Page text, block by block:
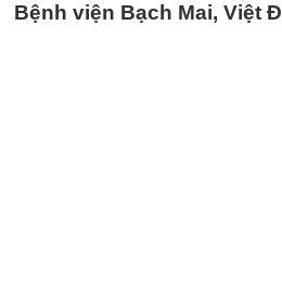
Bệnh viện Bạch Mai, Việt